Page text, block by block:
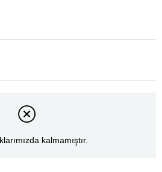
kalmamıştır.